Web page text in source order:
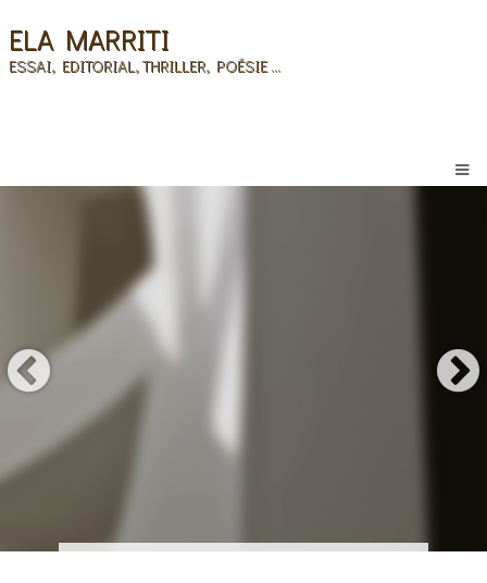
ELA MARRITI
ESSAI, EDITORIAL, THRILLER, POÉSIE ...